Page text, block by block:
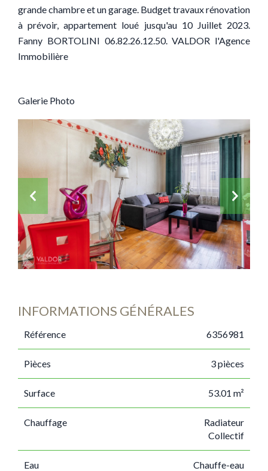
grande chambre et un garage. Budget travaux rénovation
à prévoir, appartement loué jusqu'au 10 Juillet 2023.
Fanny BORTOLINI 06.82.26.12.50. VALDOR l'Agence
Immobilière
Galerie Photo
INFORMATIONS GÉNÉRALES
Référence 6356981
Pièces 3 pièces
Surface 53.01 m²
Chauffage
Radiateur
Collectif
Eau
Chauffe-eau